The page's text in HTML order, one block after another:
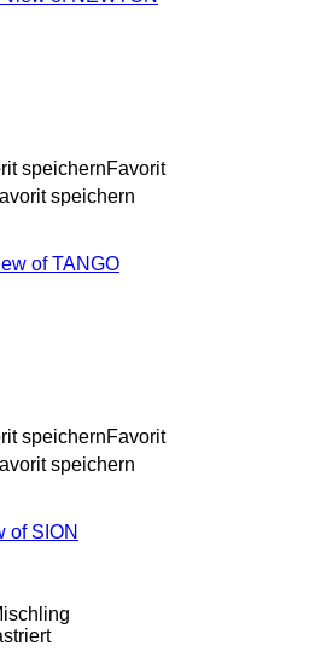
speichernFavorit
speichern
speichernFavorit
speichern